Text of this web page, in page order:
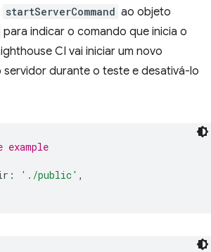
startServerCommand ao objeto
para indicar o comando que inicia o
CI vai iniciar um novo
durante o teste e desativá-lo
: './public' ,